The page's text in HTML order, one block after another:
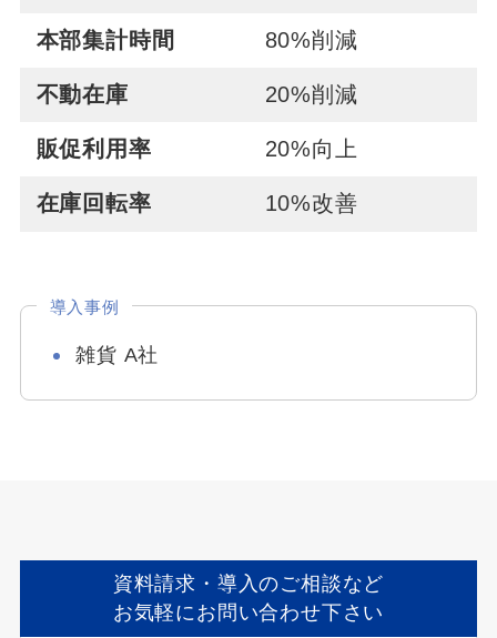
本部集計時間 80%削減
不動在庫 20%削減
販促利用率 20%向上
在庫回転率 10%改善
導入事例
雑貨 A社
資料請求・導入のご相談など
お気軽にお問い合わせ下さい